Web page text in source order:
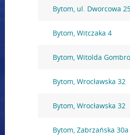
Bytom, ul. Dworcowa
Bytom, Witczaka 4
Bytom, Witolda
Bytom, Wrocławska 32
Bytom, Wrocławska 32
Bytom, Zabrzańska 30a